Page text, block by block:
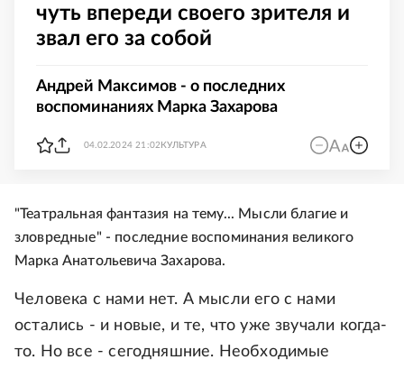
чуть впереди своего зрителя и
звал его за собой
Андрей Максимов - о последних
воспоминаниях Марка Захарова
04.02.2024 21:02 КУЛЬТУРА
"Театральная фантазия на тему... Мысли благие и
зловредные" - последние воспоминания великого
Марка Анатольевича Захарова.
Человека с нами нет. А мысли его с нами
остались - и новые, и те, что уже звучали когда-
то. Но все - сегодняшние. Необходимые